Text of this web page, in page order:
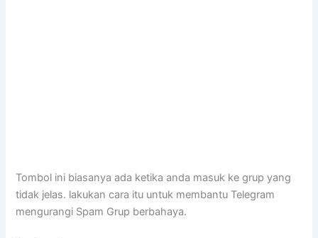
Tombol ini biasanya ada ketika anda masuk ke grup yang
tidak jelas. lakukan cara itu untuk membantu Telegram
mengurangi Spam Grup berbahaya.